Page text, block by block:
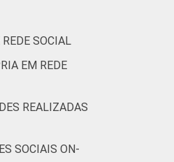
SOCIAL
EM REDE
REALIZADAS
SOCIAIS ON-